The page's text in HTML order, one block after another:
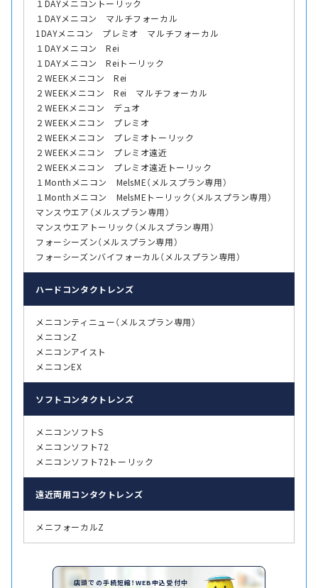
１DAYメニコントーリック
１DAYメニコン マルチフォーカル
1DAYメニコン プレミオ マルチフォーカル
１DAYメニコン Rei
１DAYメニコン Reiトーリック
２WEEKメニコン Rei
２WEEKメニコン Rei マルチフォーカル
２WEEKメニコン デュオ
２WEEKメニコン プレミオ
２WEEKメニコン プレミオトーリック
２WEEKメニコン プレミオ遠近
２WEEKメニコン プレミオ遠近トーリック
１Monthメニコン MelsME（メルスプラン専用）
１Monthメニコン MelsMEトーリック（メルスプラン専用）
マンスウエア（メルスプラン専用）
マンスウエアトーリック（メルスプラン専用）
フォーシーズン（メルスプラン専用）
フォーシーズンバイフォーカル（メルスプラン専用）
ハード コンタクトレンズ
メニコンティニュー（メルスプラン専用）
メニコンZ
メニコンアイスト
メニコンEX
ソフト コンタクトレンズ
メニコンソフトS
メニコンソフト72
メニコンソフト72トーリック
遠近両用コンタクトレンズ
メニフォーカルZ
店頭での手続短縮！WEB申込受付中